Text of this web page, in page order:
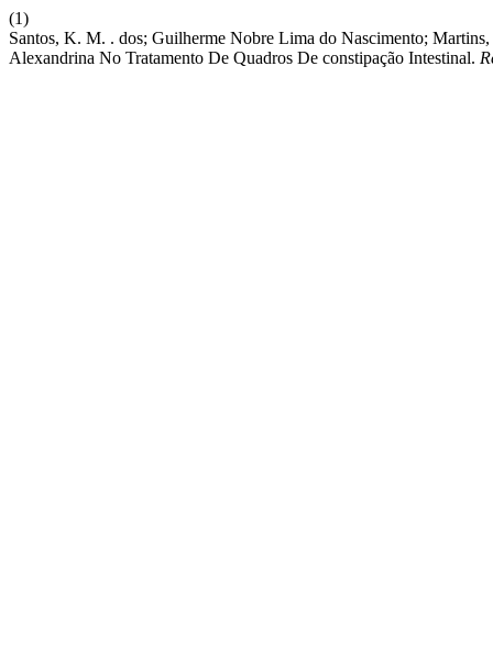
(1)
Santos, K. M. . dos; Guilherme Nobre Lima do Nascimento;
Alexandrina No Tratamento De Quadros De constipação Intestinal.